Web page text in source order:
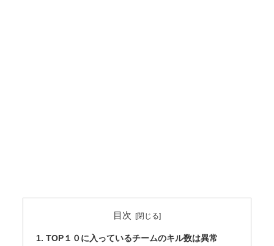
目次
TOP１０に入っているチームのキル数は異常